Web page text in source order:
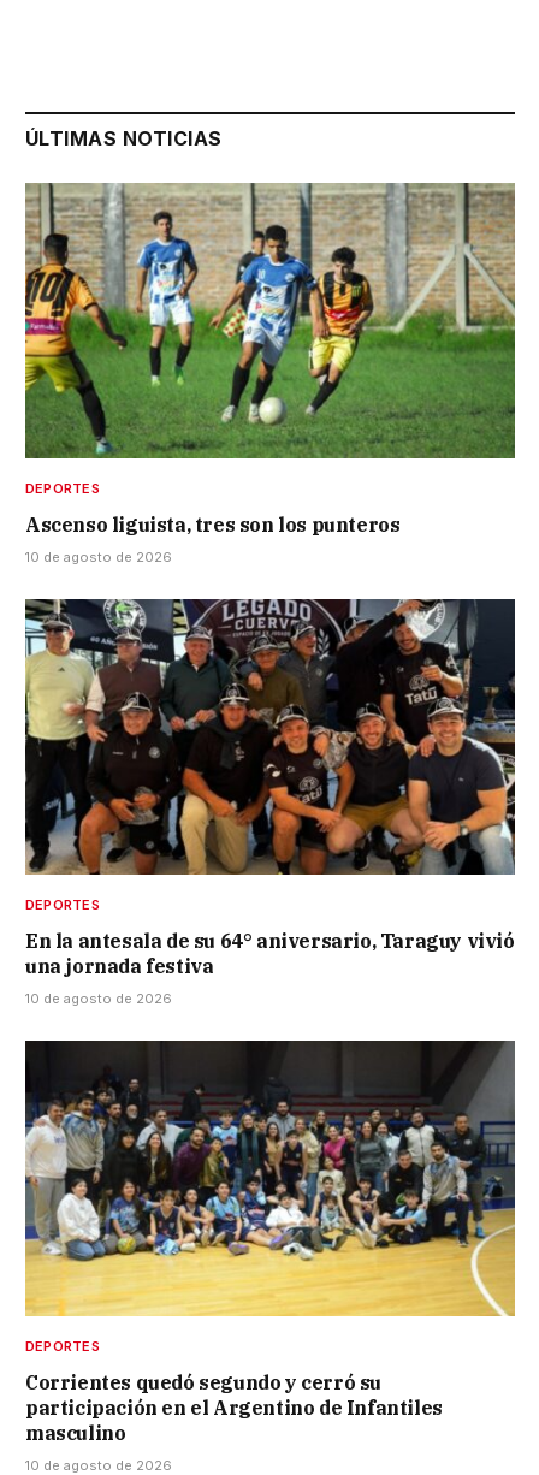
ÚLTIMAS NOTICIAS
DEPORTES
Ascenso liguista, tres son los punteros
10 de agosto de 2026
DEPORTES
En la antesala de su 64° aniversario, Taraguy vivió
una jornada festiva
10 de agosto de 2026
DEPORTES
Corrientes quedó segundo y cerró su
participación en el Argentino de Infantiles
masculino
10 de agosto de 2026